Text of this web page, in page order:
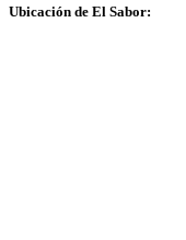
Ubicación de El Sabor: